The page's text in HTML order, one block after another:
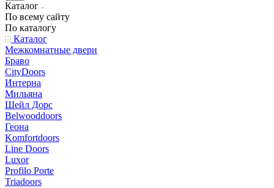
Каталог
По всему сайту
По каталогу
Каталог
Межкомнатные двери
Браво
CityDoors
Интерна
Мильяна
Шейл Дорс
Belwooddoors
Геона
Komfortdoors
Line Doors
Luxor
Profilo Porte
Triadoors